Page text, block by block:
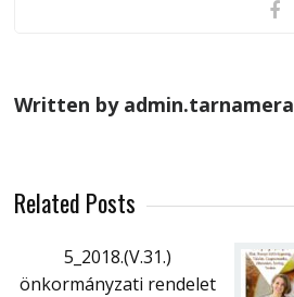
Written by admin.tarnamera
Related Posts
5_2018.(V.31.)
önkormányzati rendelet